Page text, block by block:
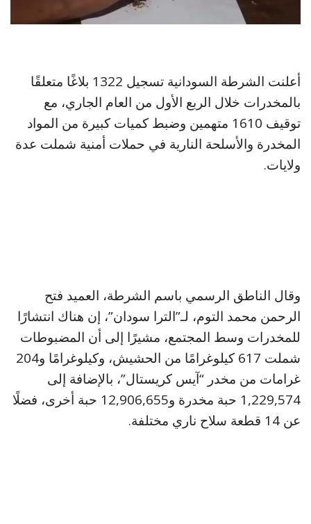
أعلنت الشرطة السودانية تسجيل 1322 بلاغًا متعلقًا
بالمخدرات خلال الربع الأول من العام الجاري، مع
توقيف 1610 متهمين وضبط كميات كبيرة من المواد
المخدرة والأسلحة النارية في حملات أمنية شملت عدة
ولايات.
وقال الناطق الرسمي باسم الشرطة، العميد فتح
الرحمن محمد التوم، لـ”الترا سودان”، إن هناك انتشارًا
للمخدرات وسط المجتمع، مشيرًا إلى أن المضبوطات
شملت 617 كيلوغرامًا من الحشيش، وكيلوغرامًا و204
غرامات من مخدر “آيس كريستال”، بالإضافة إلى
1,229,574 حبة مخدرة و12,906,655 حبة أخرى، فضلًا
عن 14 قطعة سلاح ناري مختلفة.